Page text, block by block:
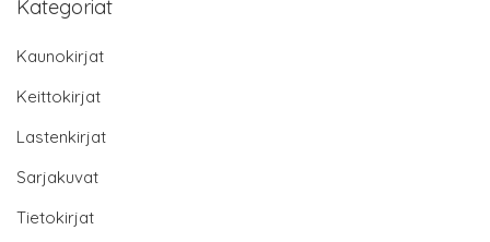
Kategoriat
Kaunokirjat
Keittokirjat
Lastenkirjat
Sarjakuvat
Tietokirjat